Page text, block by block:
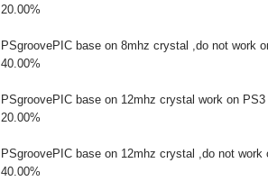
20.00%
PSgroovePIC base on 8mhz crystal ,do not work
40.00%
PSgroovePIC base on 12mhz crystal work on
20.00%
PSgroovePIC base on 12mhz crystal ,do not work
40.00%